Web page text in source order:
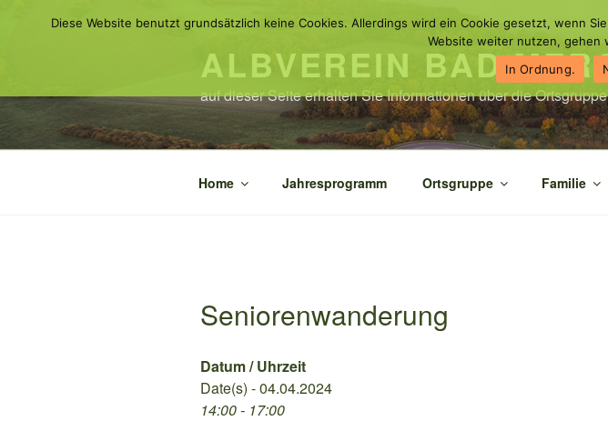
ALBVEREIN BAD
auf dieser Seite erhalten Sie Informationen über die
Home Jahresprogramm Ortsgruppe Familie
Seniorenwanderung
Datum / Uhrzeit
Date(s) - 04.04.2024
14:00 - 17:00
Diese Website benutzt grundsätzlich keine Cookies. Allerdings wird ein Cookie gesetzt, wenn
Website weiter nutzen, gehen
In Ordnung.